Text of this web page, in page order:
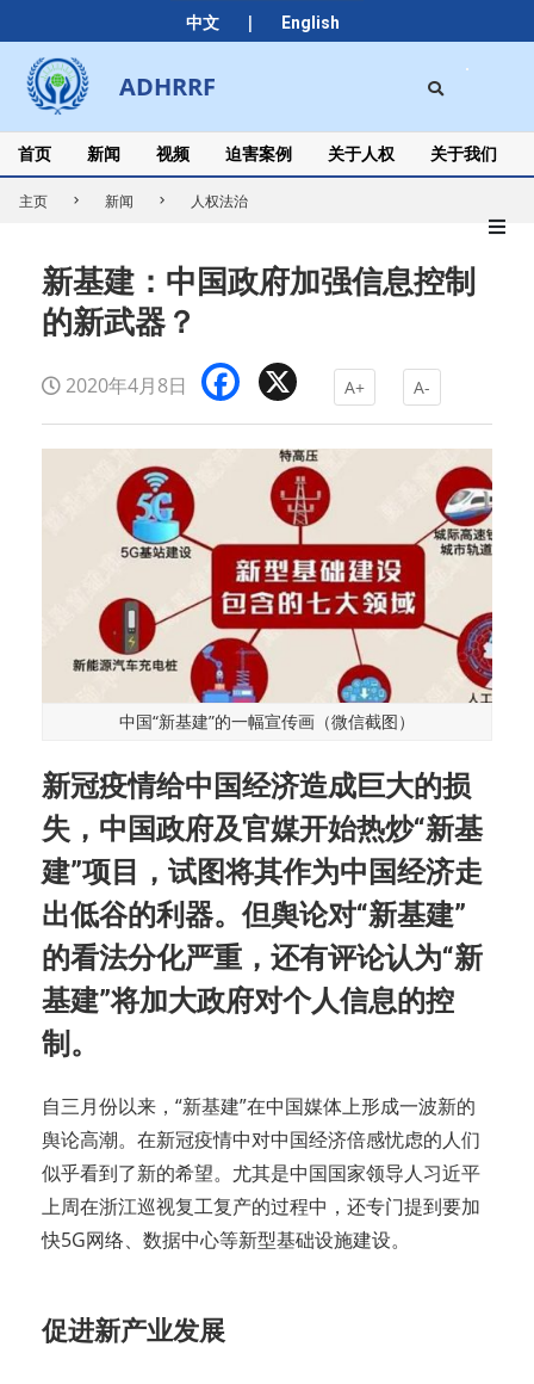
中文 | English
to
content
ADHRRF
Secondary
Navigation
Menu
首页 新闻 视频 迫害案例 关于人权 关于我们
主页 新闻 人权法治
新基建：中国政府加强信息控制
的新武器？
2020年4月8日 Facebook A+ A-
中国“新基建”的一幅宣传画（微信截图）
新冠疫情给中国经济造成巨大的损
失，中国政府及官媒开始热炒“新基
建”项目，试图将其作为中国经济走
出低谷的利器。但舆论对“新基建”
的看法分化严重，还有评论认为“新
基建”将加大政府对个人信息的控
制。
自三月份以来，“新基建”在中国媒体上形成一波新的
舆论高潮。在新冠疫情中对中国经济倍感忧虑的人们
似乎看到了新的希望。尤其是中国国家领导人习近平
上周在浙江巡视复工复产的过程中，还专门提到要加
快5G网络、数据中心等新型基础设施建设。
促进新产业发展